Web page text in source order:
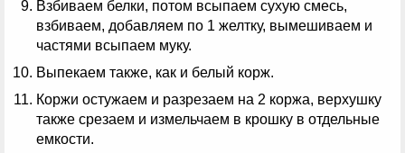
Взбиваем белки, потом всыпаем сухую смесь,
взбиваем, добавляем по 1 желтку, вымешиваем и
частями всыпаем муку.
Выпекаем также, как и белый корж.
Коржи остужаем и разрезаем на 2 коржа, верхушку
также срезаем и измельчаем в крошку в отдельные
емкости.